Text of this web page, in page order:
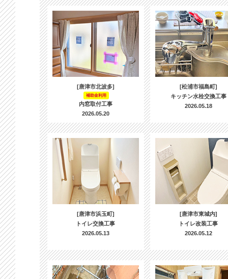
[唐津市北波多]
補助金利用
内窓取付工事
2026.05.20
[松浦市福島町]
キッチン水栓交換工事
2026.05.18
[唐津市浜玉町]
トイレ交換工事
2026.05.13
[唐津市東城内]
トイレ改装工事
2026.05.12